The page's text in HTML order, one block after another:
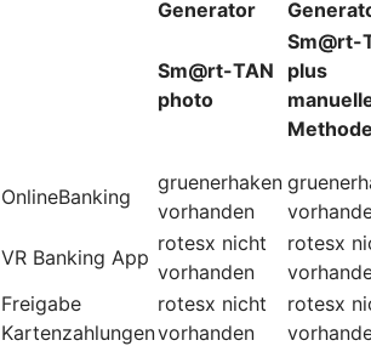
Generator
Sm@rt-TAN
photo
Sm@rt-
plus
Methode
OnlineBanking
gruenerhaken
vorhanden
VR Banking App
rotesx nicht
vorhanden
rotesx
Freigabe
Kartenzahlungen
rotesx nicht
vorhanden
rotesx